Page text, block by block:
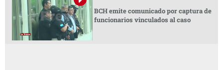
BCH emite comunicado por captura de
funcionarios vinculados al caso